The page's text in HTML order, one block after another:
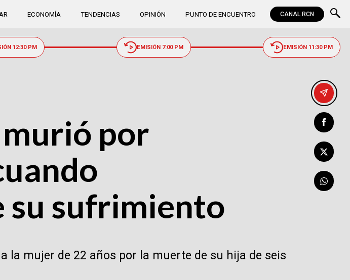
ECONOMÍA TENDENCIAS OPINIÓN PUNTO DE ENCUENTRO CANAL RCN
12:30 PM EMISIÓN 7:00 PM EMISIÓN 11:30 PM
por
su sufrimiento
la mujer de 22 años por la muerte de su hija de seis